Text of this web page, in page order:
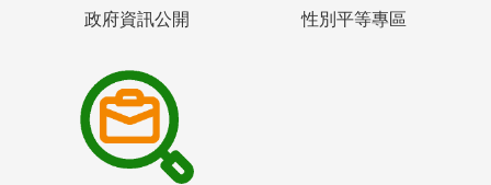
政府資訊公開 性別平等專區